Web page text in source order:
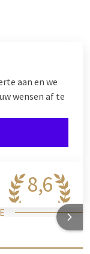
aan en we
wensen af te
8,6